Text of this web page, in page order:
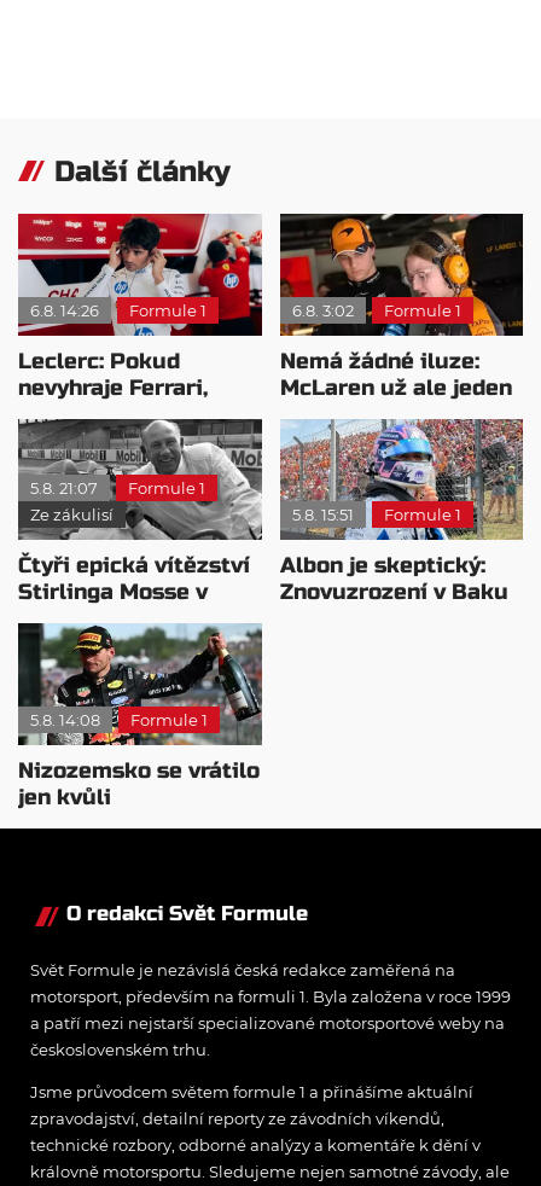
Další články
6.8. 14:26 Formule 1
Leclerc: Pokud
nevyhraje Ferrari,
přeji titul
Antonellimu
6.8. 3:02 Formule 1
Nemá žádné iluze:
McLaren už ale jeden
návrat ze dna dokázal
5.8. 21:07
Formule 1
Ze zákulisí
Čtyři epická vítězství
Stirlinga Mosse v
motorsportu
5.8. 15:51 Formule 1
Albon je skeptický:
Znovuzrození v Baku
5.8. 14:08 Formule 1
Nizozemsko se vrátilo
jen kvůli
Verstappenovi, říká
O redakci Svět Formule
Svět Formule je nezávislá česká redakce zaměřená na
motorsport, především na formuli 1. Byla založena v roce 1999
a patří mezi nejstarší specializované motorsportové weby na
československém trhu.
Jsme průvodcem světem formule 1 a přinášíme aktuální
zpravodajství, detailní reporty ze závodních víkendů,
technické rozbory, odborné analýzy a komentáře k dění v
královně motorsportu. Sledujeme nejen samotné závody, ale